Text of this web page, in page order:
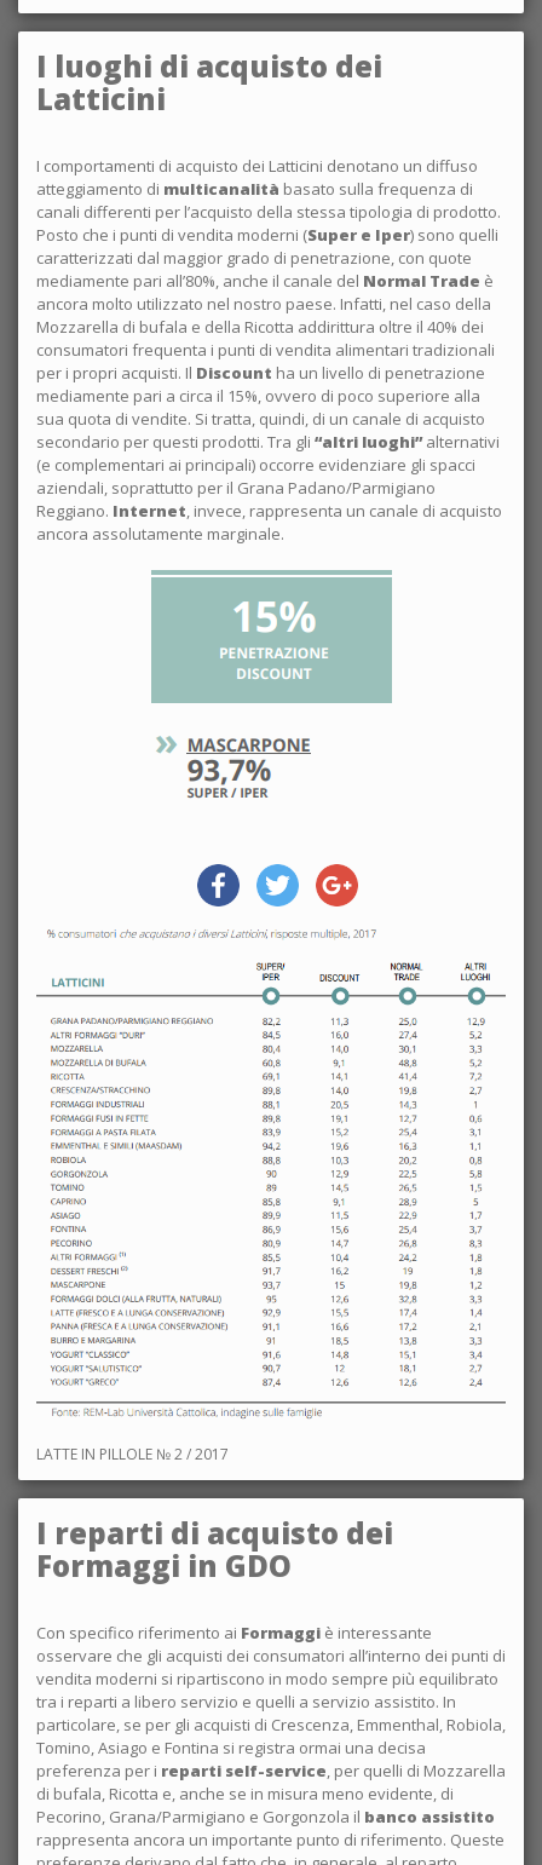
I luoghi di acquisto dei
Latticini
I comportamenti di acquisto dei Latticini denotano un diffuso
atteggiamento di multicanalità basato sulla frequenza di
canali differenti per l’acquisto della stessa tipologia di prodotto.
Posto che i punti di vendita moderni (Super e Iper) sono quelli
caratterizzati dal maggior grado di penetrazione, con quote
mediamente pari all’80%, anche il canale del Normal Trade è
ancora molto utilizzato nel nostro paese. Infatti, nel caso della
Mozzarella di bufala e della Ricotta addirittura oltre il 40% dei
consumatori frequenta i punti di vendita alimentari tradizionali
per i propri acquisti. Il Discount ha un livello di penetrazione
mediamente pari a circa il 15%, ovvero di poco superiore alla
sua quota di vendite. Si tratta, quindi, di un canale di acquisto
secondario per questi prodotti. Tra gli “altri luoghi”alternativi
(e complementari ai principali) occorre evidenziare gli spacci
aziendali, soprattutto per il Grana Padano/Parmigiano
Reggiano. Internet, invece, rappresenta un canale di acquisto
ancora assolutamente marginale.
LATTE IN PILLOLE № 2 / 2017
I reparti di acquisto dei
Formaggi in GDO
Con specifico riferimento ai Formaggi è interessante
osservare che gli acquisti dei consumatori all’interno dei punti di
vendita moderni si ripartiscono in modo sempre più equilibrato
tra i reparti a libero servizio e quelli a servizio assistito. In
particolare, se per gli acquisti di Crescenza, Emmenthal, Robiola,
Tomino, Asiago e Fontina si registra ormai una decisa
preferenza per i reparti self-service, per quelli di Mozzarella
di bufala, Ricotta e, anche se in misura meno evidente, di
Pecorino, Grana/Parmigiano e Gorgonzola il banco assistito
rappresenta ancora un importante punto di riferimento. Queste